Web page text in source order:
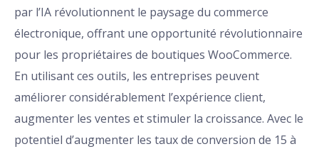
par l’IA révolutionnent le paysage du commerce
électronique, offrant une opportunité révolutionnaire
pour les propriétaires de boutiques WooCommerce.
En utilisant ces outils, les entreprises peuvent
améliorer considérablement l’expérience client,
augmenter les ventes et stimuler la croissance. Avec le
potentiel d’augmenter les taux de conversion de 15 à